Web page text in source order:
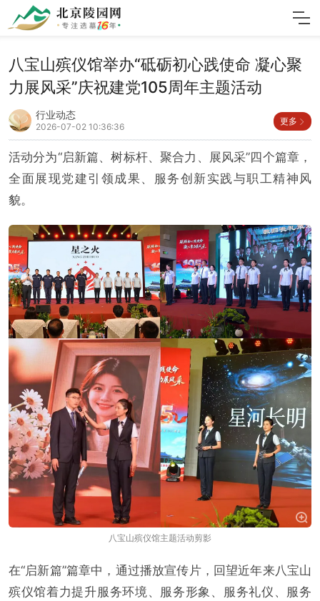
八宝山殡仪馆举办“砥砺初心践使命 凝心聚
力展风采”庆祝建党105周年主题活动
行业动态
2026-07-02 10:36:36
更多
活动分为“启新篇、树标杆、聚合力、展风采”四个篇章，
全面展现党建引领成果、服务创新实践与职工精神风
貌。
八宝山殡仪馆主题活动剪影
在“启新篇”篇章中，通过播放宣传片，回望近年来八宝山
殡仪馆着力提升服务环境、服务形象、服务礼仪、服务